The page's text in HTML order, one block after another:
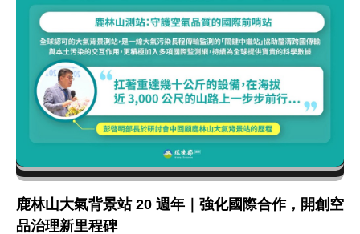
鹿林山大氣背景站 20 週年｜強化國際合作，開創空
品治理新里程碑